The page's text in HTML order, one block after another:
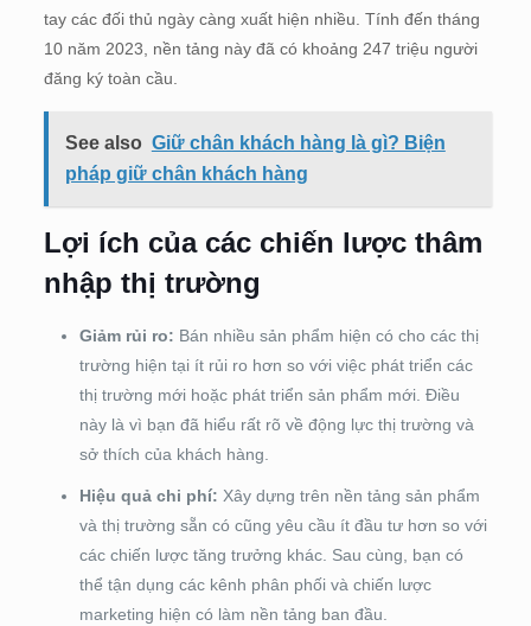
tay các đối thủ ngày càng xuất hiện nhiều. Tính đến tháng
10 năm 2023, nền tảng này đã có khoảng 247 triệu người
đăng ký toàn cầu.
See also Giữ chân khách hàng là gì? Biện
pháp giữ chân khách hàng
Lợi ích của các chiến lược thâm
nhập thị trường
Giảm rủi ro: Bán nhiều sản phẩm hiện có cho các thị
trường hiện tại ít rủi ro hơn so với việc phát triển các
thị trường mới hoặc phát triển sản phẩm mới. Điều
này là vì bạn đã hiểu rất rõ về động lực thị trường và
sở thích của khách hàng.
Hiệu quả chi phí: Xây dựng trên nền tảng sản phẩm
và thị trường sẵn có cũng yêu cầu ít đầu tư hơn so với
các chiến lược tăng trưởng khác. Sau cùng, bạn có
thể tận dụng các kênh phân phối và chiến lược
marketing hiện có làm nền tảng ban đầu.